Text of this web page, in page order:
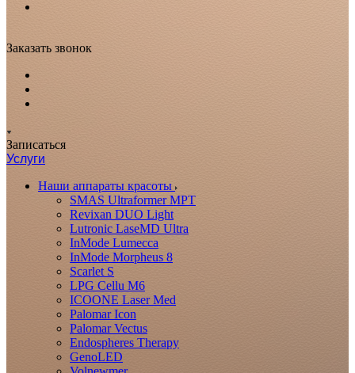
Заказать звонок
Записаться
Услуги
Наши аппараты красоты
SMAS Ultraformer MPT
Revixan DUO Light
Lutronic LaseMD Ultra
InMode Lumecca
InMode Morpheus 8
Scarlet S
LPG Cellu M6
ICOONE Laser Med
Palomar Icon
Palomar Vectus
Endospheres Therapy
GenoLED